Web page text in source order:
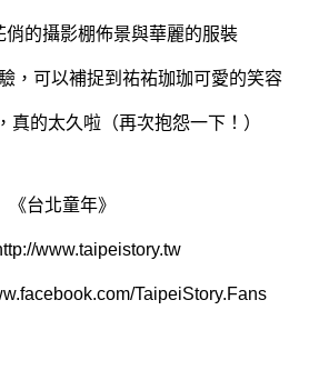
俏的攝影棚佈景與華麗的服裝
，可以補捉到祐祐珈珈可愛的笑容
真的太久啦（再次抱怨一下！）
《台北童年》
www.taipeistory.tw
TaipeiStory.Fans